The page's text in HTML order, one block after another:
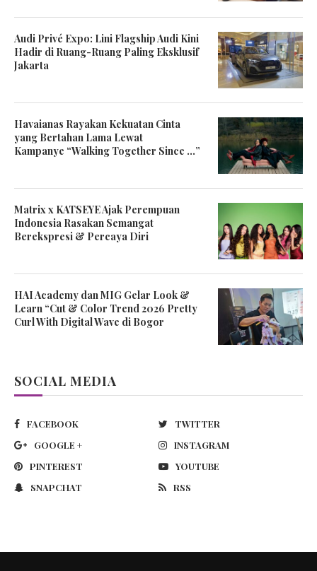
Audi Privé Expo: Lini Flagship Audi Kini
Hadir di Ruang-Ruang Paling Eksklusif
Jakarta
Havaianas Rayakan Kekuatan Cinta
yang Bertahan Lama Lewat
Kampanye “Walking Together Since …”
Matrix x KATSEYE Ajak Perempuan
Indonesia Rasakan Semangat
Berekspresi & Percaya Diri
HAI Academy dan MIG Gelar Look &
Learn “Cut & Color Trend 2026 Pretty
Curl With Digital Wave di Bogor
SOCIAL MEDIA
FACEBOOK
TWITTER
GOOGLE +
INSTAGRAM
PINTEREST
YOUTUBE
SNAPCHAT
RSS